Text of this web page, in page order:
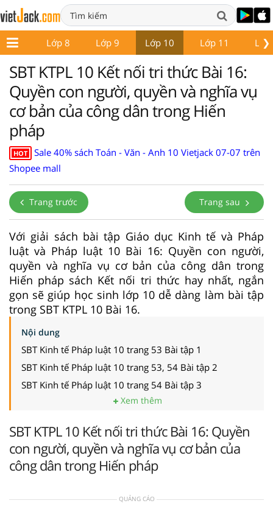
❯
7 Lớp 8 Lớp 9 Lớp 10 Lớp 11
SBT KTPL 10 Kết nối tri thức Bài 16:
Quyền con người, quyền và nghĩa vụ
cơ bản của công dân trong Hiến
pháp
HOT
Sale 40% sách Toán - Văn - Anh 10 Vietjack 07-07 trên
Shopee mall
Trang trước Trang sau
Với giải sách bài tập Giáo dục Kinh tế và Pháp
luật và Pháp luật 10 Bài 16: Quyền con người,
quyền và nghĩa vụ cơ bản của công dân trong
Hiến pháp sách Kết nối tri thức hay nhất, ngắn
gọn sẽ giúp học sinh lớp 10 dễ dàng làm bài tập
trong SBT KTPL 10 Bài 16.
Nội dung
SBT Kinh tế Pháp luật 10 trang 53 Bài tập 1
SBT Kinh tế Pháp luật 10 trang 53, 54 Bài tập 2
SBT Kinh tế Pháp luật 10 trang 54 Bài tập 3
Xem thêm
SBT KTPL 10 Kết nối tri thức Bài 16: Quyền
con người, quyền và nghĩa vụ cơ bản của
công dân trong Hiến pháp
QUẢNG CÁO